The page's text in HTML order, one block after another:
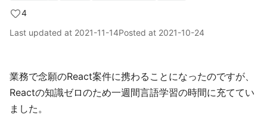
4
Last updated at 2021-11-14Posted at 2021-10-24
業務で念願のReact案件に携わることになったのですが、
Reactの知識ゼロのため一週間言語学習の時間に充ててい
ました。